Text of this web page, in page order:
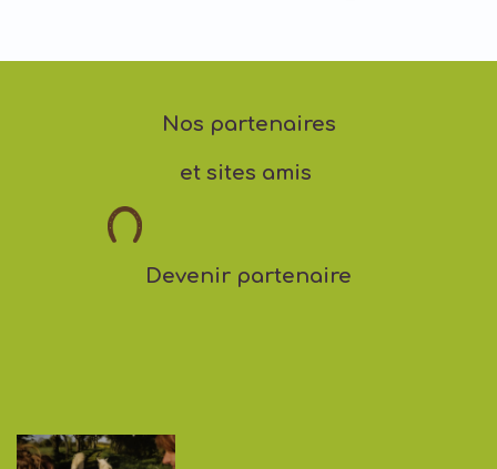
Nos partenaires
et sites amis
Devenir partenaire